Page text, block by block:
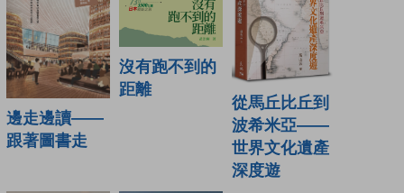
邊走邊讀——
跟著圖書走
沒有跑不到的
距離
從馬丘比丘到
波希米亞——
世界文化遺產
深度遊